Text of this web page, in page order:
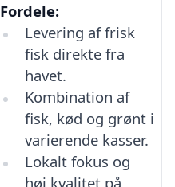
Fordele:
Levering af frisk
fisk direkte fra
havet.
Kombination af
fisk, kød og grønt i
varierende kasser.
Lokalt fokus og
høj kvalitet på